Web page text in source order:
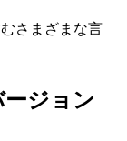
さまざまな言
ジョン